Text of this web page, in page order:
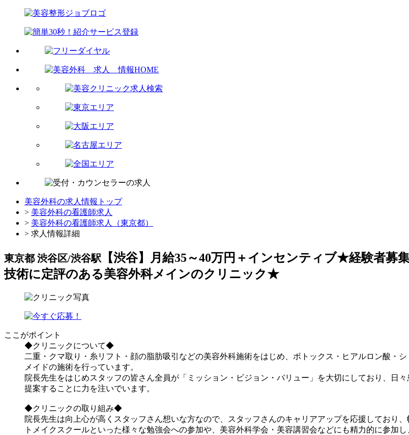
美容外科の求人情報トップ
> 美容外科の看護師求人
> 美容外科の看護師求人（東京都）
> 求人情報詳細
東京都 渋谷区/渋谷駅
【渋谷】月給35～40万円＋インセンティブ★経験者
技術に定評のある美容外科メインのクリニック★
ここがポイント
◆クリニックについて◆
二重・クマ取り・糸リフト・顔の脂肪吸引などの美容外科施術をはじめ、ボトックス・ヒアルロン酸・
メイドの施術を行っています。
院長先生をはじめスタッフの皆さん全員が「ミッション・ビジョン・バリュー」を大切にしており、日
提案することに力を注いでいます。
◆クリニックの取り組み◆
院長先生は向上心が高くスタッフさん想いな方なので、スタッフさんのキャリアアップを応援しており
トメイクスクールといった様々な勉強会への参加や、美容外科学会・美容講習会などにも精力的に参加